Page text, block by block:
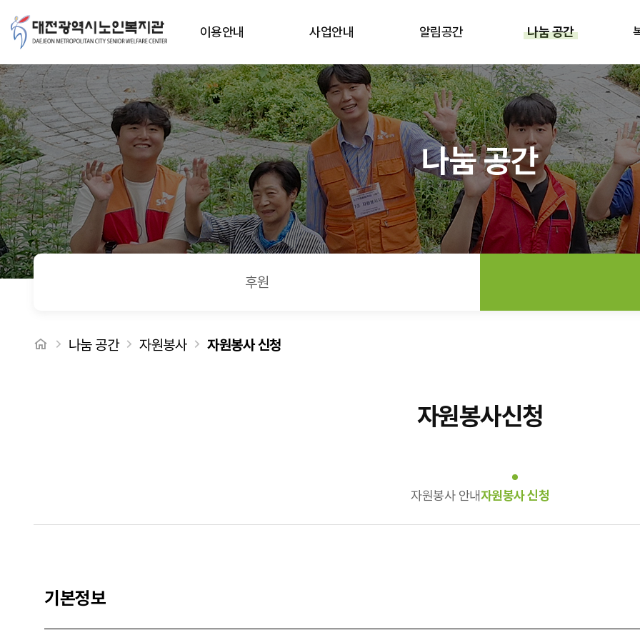
자원봉사신청
이용안내 사업안내 알림공간 나눔 공간
나눔 공간
후원
처음으로나눔 공간 자원봉사 자원봉사 신청
자원봉사신청
자원봉사 안내자원봉사 신청
기본정보